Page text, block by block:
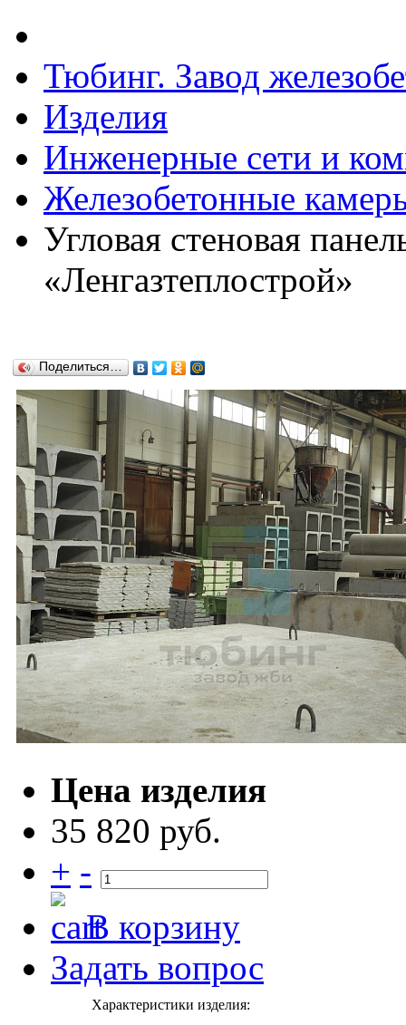
Тюбинг. Завод
Изделия
Инженерные сети и
Железобетонные
Угловая стеновая
«Ленгазтеплострой»
Поделиться…
Цена изделия
35 820 руб.
+ -
В корзину
Задать вопрос
Характеристики изделия: